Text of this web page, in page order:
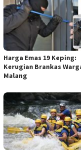
Harga Emas 19 Keping:
Kerugian Brankas
Malang